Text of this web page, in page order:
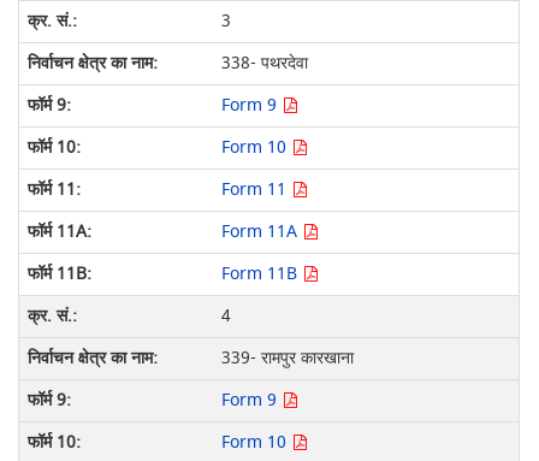
3
338- पथरदेवा
Form 9
Form 10
Form 11
Form 11A
Form 11B
4
339- रामपुर कारखाना
Form 9
Form 10